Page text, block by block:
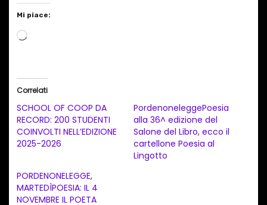
Mi piace:
C
a
m
e
t
o
Correlati
SCHOOL OF COOP DA
RECORD: 200 STUDENTI
COINVOLTI NELL’EDIZIONE
2025-2026
PordenoneleggePoesia
alla 36^ edizione del
Salone del Libro, ecco il
cartellone Poesia al
Lingotto
PORDENONELEGGE,
MARTEDÌPOESIA: IL 4
NOVEMBRE IL POETA